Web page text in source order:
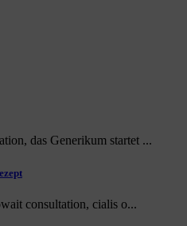
das Generikum startet ...
consultation, cialis o...